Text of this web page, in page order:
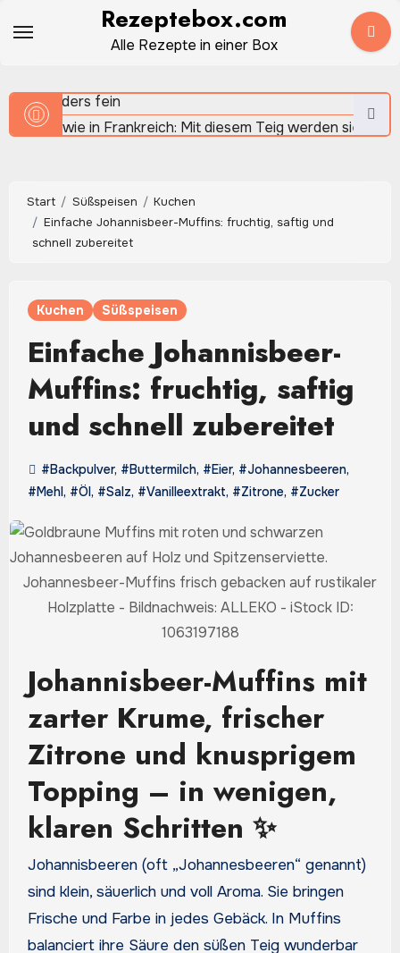
Inhalt
Rezeptebox.com
Alle Rezepte in einer Box
Sauerteigbrot selber backen – natürlich, aromatisch und
Crêpes wie in Frankreich: Mit diesem Teig werden sie
Quinoa: Warum die kleinen Körner in der modernen Küche
Minuten gemixt
Start Süßspeisen
Kuchen
Einfache Johannisbeer-Muffins: fruchtig, saftig und
schnell zubereitet
Kuchen Süßspeisen
Einfache Johannisbeer-
Muffins: fruchtig, saftig
und schnell zubereitet
#Backpulver, #Buttermilch, #Eier, #Johannesbeeren,
#Mehl, #Öl, #Salz, #Vanilleextrakt, #Zitrone, #Zucker
Johannesbeer-Muffins frisch gebacken auf rustikaler
Holzplatte - Bildnachweis: ALLEKO - iStock ID:
1063197188
Johannisbeer-Muffins mit
zarter Krume, frischer
Zitrone und knusprigem
Topping – in wenigen,
klaren Schritten ✨
Johannisbeeren (oft „Johannesbeeren“ genannt)
sind klein, säuerlich und voll Aroma. Sie bringen
Frische und Farbe in jedes Gebäck. In Muffins
balanciert ihre Säure den süßen Teig wunderbar